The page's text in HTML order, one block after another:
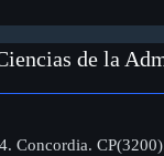
de la
Concordia.